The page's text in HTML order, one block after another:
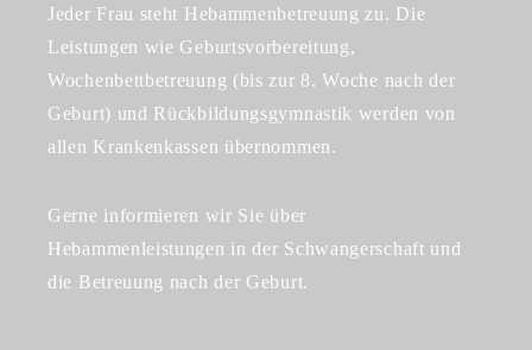
Jeder Frau steht Hebammenbetreuung zu. Die
Leistungen wie Geburtsvorbereitung,
Wochenbettbetreuung (bis zur 8. Woche nach der
Geburt) und Rückbildungsgymnastik werden von
allen Krankenkassen übernommen.
Gerne informieren wir Sie über
Hebammenleistungen in der Schwangerschaft und
die Betreuung nach der Geburt.